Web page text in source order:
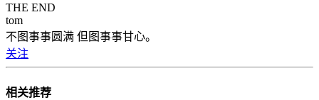
THE END
tom
不图事事圆满 但图事事甘心。
关注
相关推荐